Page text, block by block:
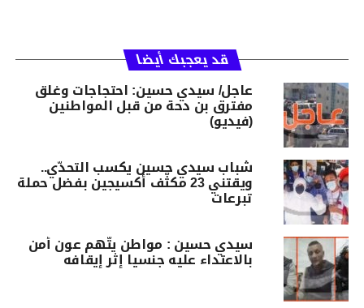
قد يعجبك أيضا
عاجل/ سيدي حسين: احتجاجات وغلق
مفترق بن دحة من قبل المواطنين
(فيديو)
شباب سيدي حسين يكسب التحدّي..
ويقتني 23 مكثّف أكسيجين بفضل حملة
تبرعات
سيدي حسين : مواطن يتّهم عون أمن
بالاعتداء عليه جنسيا إثر إيقافه